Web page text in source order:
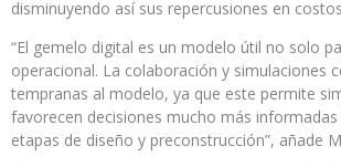
disminuyendo así sus repercusiones en
“El gemelo digital es un modelo útil no solo
operacional. La colaboración y simulaciones
tempranas al modelo, ya que este permite
favorecen decisiones mucho más
etapas de diseño y preconstrucción”, añade